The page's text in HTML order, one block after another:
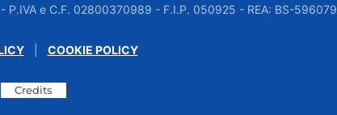
e C.F. 02800370989 - F.I.P. 050925 - REA: BS-596079
| COOKIE POLICY
Credits